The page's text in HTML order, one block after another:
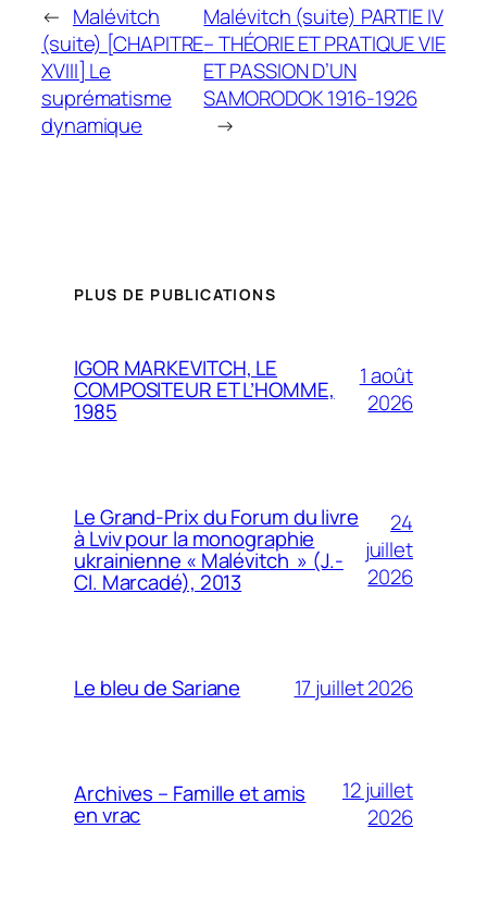
← Malévitch
(suite) [CHAPITRE
XVIII] Le
suprématisme
dynamique
Malévitch (suite) PARTIE IV
– THÉORIE ET PRATIQUE VIE
ET PASSION D’UN
SAMORODOK 1916-1926
→
PLUS DE PUBLICATIONS
IGOR MARKEVITCH, LE
COMPOSITEUR ET L’HOMME,
1985
1 août
2026
Le Grand-Prix du Forum du livre
à Lviv pour la monographie
ukrainienne « Malévitch » (J.-
Cl. Marcadé), 2013
24
juillet
2026
Le bleu de Sariane 17 juillet 2026
Archives – Famille et amis
en vrac
12 juillet
2026